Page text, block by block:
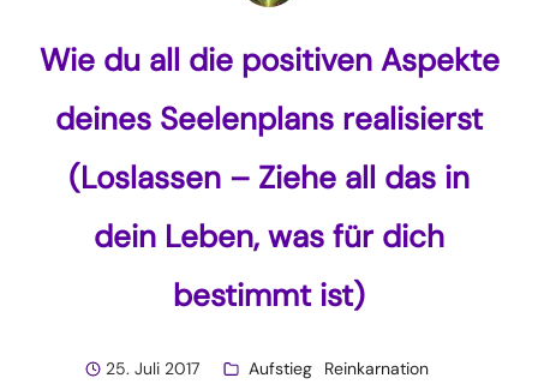
Wie du all die positiven Aspekte
deines Seelenplans realisierst
(Loslassen – Ziehe all das in
dein Leben, was für dich
bestimmt ist)
25. Juli 2017 Aufstieg Reinkarnation